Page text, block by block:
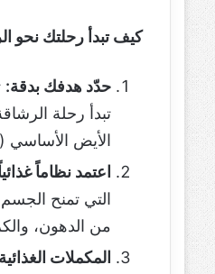
كيف تبدأ رحلتك نحو
حدّد هدفك بدقة:
تبدأ رحلة
الأيض الأساسي (BMR)، ثم وضع خطة غذائية مخصصة تتناسب مع احتياجاتك الفردية.
اعتمد نظاماً
التي تمنح
من الدهون،
المكملات